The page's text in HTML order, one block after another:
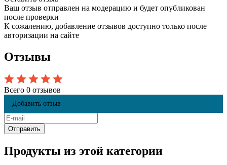
Ваш отзыв отправлен на модерацию и будет опубликован
после проверки
К сожалению, добавление отзывов доступно только после
авторизации на сайте
Отзывы
Всего 0 отзывов
Добавить отзыв
Продукты из этой категории